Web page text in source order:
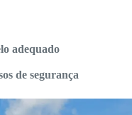
adequado
de segurança